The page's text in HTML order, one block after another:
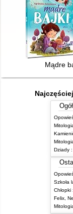
Mądre
Szkoła